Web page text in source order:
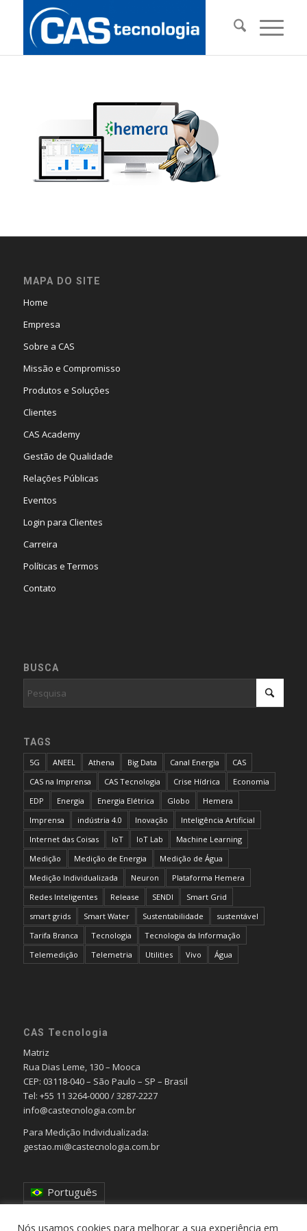
MAPA DO SITE
Home
Empresa
Sobre a CAS
Missão e Compromisso
Produtos e Soluções
Clientes
CAS Academy
Gestão de Qualidade
Relações Públicas
Eventos
Login para Clientes
Carreira
Políticas e Termos
Contato
BUSCA
TAGS
5G ANEEL Athena Big Data Canal Energia
CAS
CAS na Imprensa
CAS Tecnologia Crise Hídrica
Economia
EDP
Energia Energia Elétrica Globo
Hemera
Imprensa
indústria 4.0 Inovação
Inteligência Artificial
Internet das Coisas
IoT IoT Lab
Machine Learning
Medição
Medição de Energia
Medição de Água
Medição Individualizada
Neuron
Plataforma Hemera
Redes Inteligentes
Release SENDI
Smart Grid
smart grids
Smart Water Sustentabilidade
sustentável
Tarifa Branca
Tecnologia
Tecnologia da Informação
Telemedição
Telemetria Utilities Vivo Água
CAS Tecnologia
Matriz
Rua Dias Leme, 130 – Mooca
CEP: 03118-040 – São Paulo – SP – Brasil
Tel: +55 11 3264-0000 / 3287-2227
info@castecnologia.com.br
Para Medição Individualizada:
gestao.mi@castecnologia.com.br
Português
Nós usamos cookies para melhorar a sua experiência em